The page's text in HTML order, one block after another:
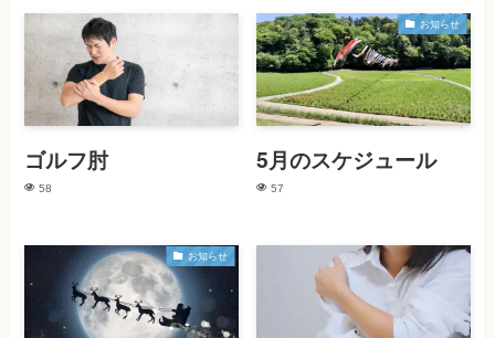
ゴルフ肘
58
お知らせ
5月のスケジュール
57
お知らせ